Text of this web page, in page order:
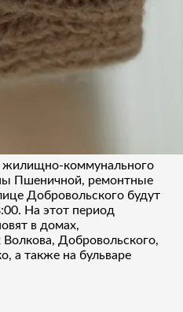
коммунального
Пшеничной, ремонтные
Добровольского будут
На этот период
в домах,
Добровольского,
а также на бульваре